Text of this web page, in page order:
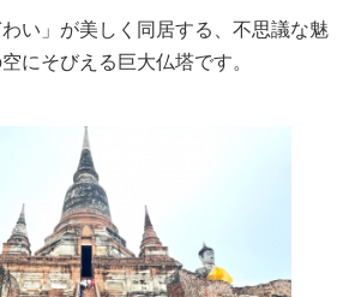
わい」が美しく同居する、不思議な魅
にそびえる巨大仏塔です。